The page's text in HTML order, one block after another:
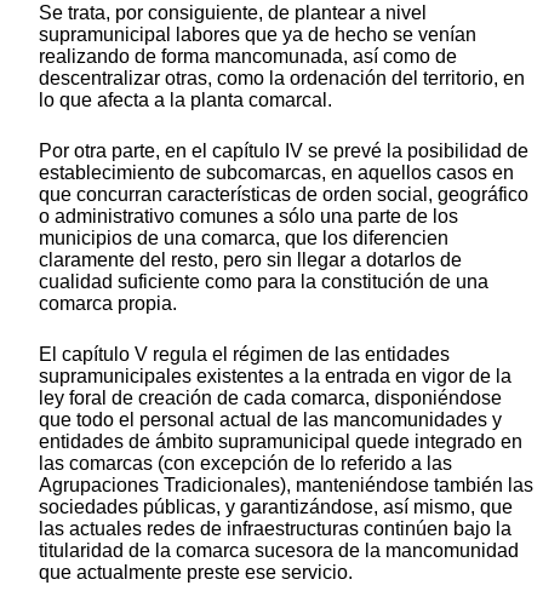
Se trata, por consiguiente, de plantear a nivel
supramunicipal labores que ya de hecho se venían
realizando de forma mancomunada, así como de
descentralizar otras, como la ordenación del territorio, en
lo que afecta a la planta comarcal.
Por otra parte, en el capítulo IV se prevé la posibilidad de
establecimiento de subcomarcas, en aquellos casos en
que concurran características de orden social, geográfico
o administrativo comunes a sólo una parte de los
municipios de una comarca, que los diferencien
claramente del resto, pero sin llegar a dotarlos de
cualidad suficiente como para la constitución de una
comarca propia.
El capítulo V regula el régimen de las entidades
supramunicipales existentes a la entrada en vigor de la
ley foral de creación de cada comarca, disponiéndose
que todo el personal actual de las mancomunidades y
entidades de ámbito supramunicipal quede integrado en
las comarcas (con excepción de lo referido a las
Agrupaciones Tradicionales), manteniéndose también las
sociedades públicas, y garantizándose, así mismo, que
las actuales redes de infraestructuras continúen bajo la
titularidad de la comarca sucesora de la mancomunidad
que actualmente preste ese servicio.